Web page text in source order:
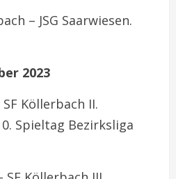
– JSG Saarwiesen.
2023
Köllerbach II.
Spieltag Bezirksliga